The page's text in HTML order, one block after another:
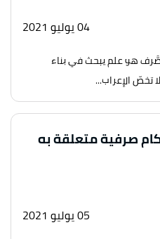
04 يوليو 2021
هو علم يبحث في بناء
تخصّ الإعراب...
صرفية متعلقة به
05 يوليو 2021